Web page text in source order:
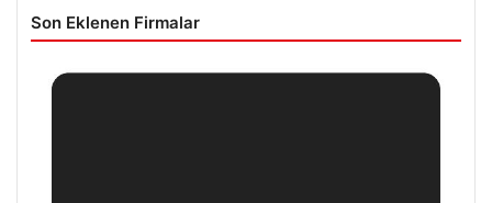
Son Eklenen Firmalar